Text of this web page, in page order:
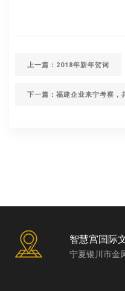
上一篇：2018年新年贺词
下一篇：福建企业来宁考察，
智慧宫国际
宁夏银川市金